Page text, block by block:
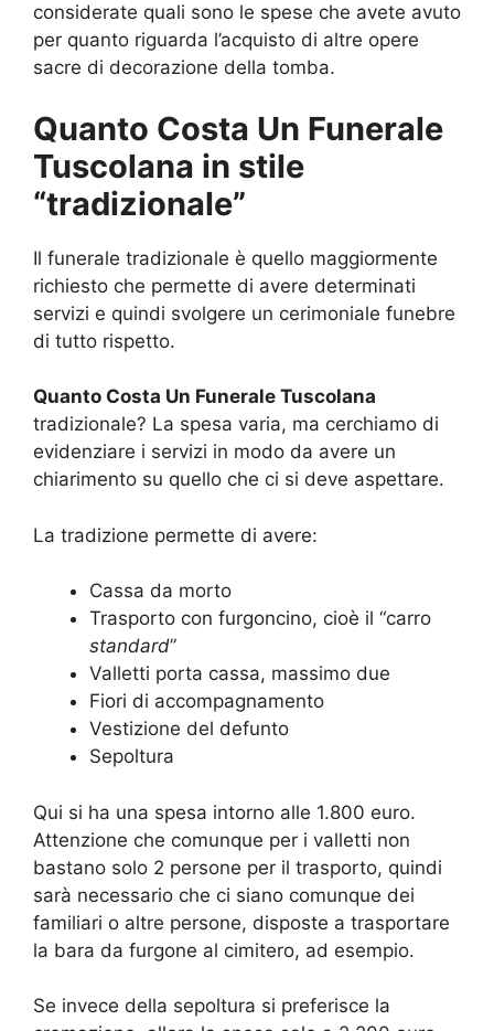
considerate quali sono le spese che avete avuto
per quanto riguarda l’acquisto di altre opere
sacre di decorazione della tomba.
Quanto Costa Un Funerale
Tuscolana in stile
“tradizionale”
Il funerale tradizionale è quello maggiormente
richiesto che permette di avere determinati
servizi e quindi svolgere un cerimoniale funebre
di tutto rispetto.
Quanto Costa Un Funerale Tuscolana
tradizionale? La spesa varia, ma cerchiamo di
evidenziare i servizi in modo da avere un
chiarimento su quello che ci si deve aspettare.
La tradizione permette di avere:
Cassa da morto
Trasporto con furgoncino, cioè il “carro
standard”
Valletti porta cassa, massimo due
Fiori di accompagnamento
Vestizione del defunto
Sepoltura
Qui si ha una spesa intorno alle 1.800 euro.
Attenzione che comunque per i valletti non
bastano solo 2 persone per il trasporto, quindi
sarà necessario che ci siano comunque dei
familiari o altre persone, disposte a trasportare
la bara da furgone al cimitero, ad esempio.
Se invece della sepoltura si preferisce la